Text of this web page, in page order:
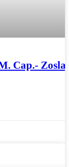
Cap.- Zoslal